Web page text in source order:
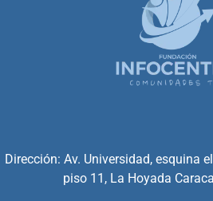
Dirección: Av. Universidad, esquina
piso 11, La Hoyada